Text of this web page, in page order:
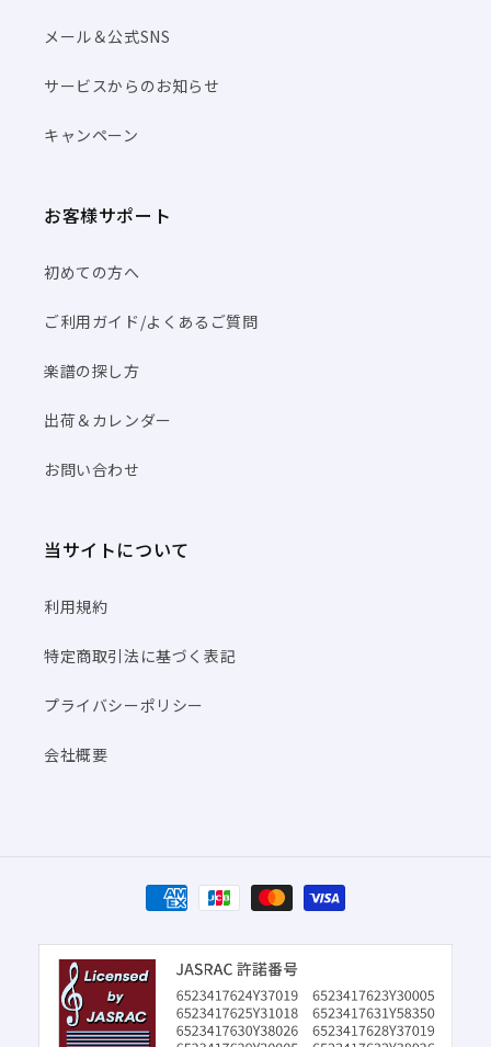
メール＆公式SNS
サービスからのお知らせ
キャンペーン
お客様サポート
初めての方へ
ご利用ガイド/よくあるご質問
楽譜の探し方
出荷＆カレンダー
お問い合わせ
当サイトについて
利用規約
特定商取引法に基づく表記
プライバシーポリシー
会社概要
決
済
方
法